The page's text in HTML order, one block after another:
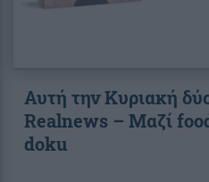
Αυτή την Κυριακή
Realnews – Μαζί
doku